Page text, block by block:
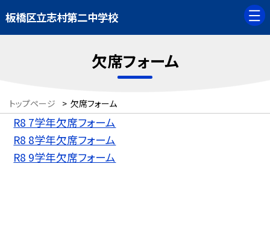
板橋区立志村第二中学校
欠席フォーム
トップページ > 欠席フォーム
R8 7学年欠席フォーム
R8 8学年欠席フォーム
R8 9学年欠席フォーム